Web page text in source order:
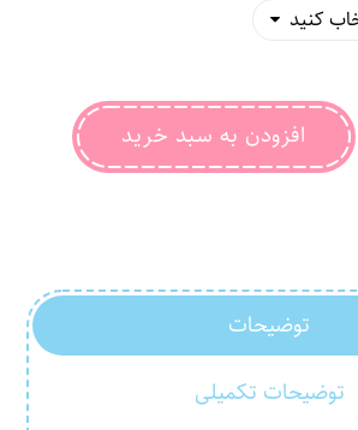
افزودن به سبد خرید
توضیحات
توضیحات تکمیلی